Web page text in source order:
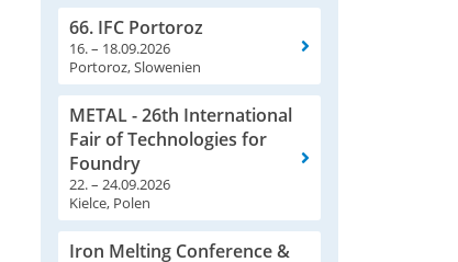
66. IFC Portoroz
16. – 18.09.2026
Portoroz, Slowenien
METAL - 26th International
Fair of Technologies for
Foundry
22. – 24.09.2026
Kielce, Polen
Iron Melting Conference &